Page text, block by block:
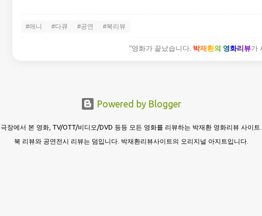
#애니 #다큐 #공연 #북리뷰
"영화가 끝났습니다. 박재환의 영화리뷰가
Powered by Blogger
극장에서 본 영화, TV/OTT/비디오/DVD 등등 모든 영화를 리뷰하는 박재환 영화리뷰 사이트.
북 리뷰와 공연전시 리뷰는 덤입니다. 박재환리뷰사이트의 오리지널 아지트입니다.